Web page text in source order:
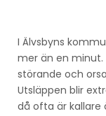
I Älvsbyns
mer än en
störande och
Utsläppen blir
då ofta är kallare